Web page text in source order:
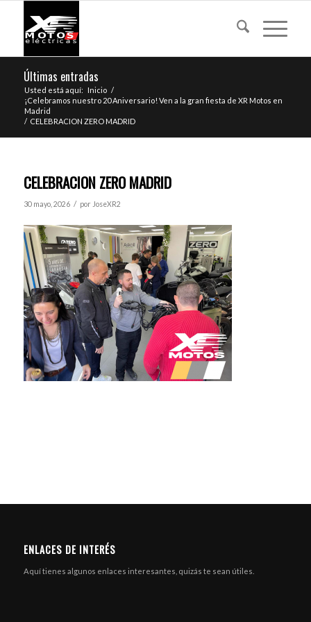
Últimas entradas
Usted está aquí: Inicio /
¡Celebramos nuestro 20 Aniversario! Ven a la gran fiesta de XR Motos en
Madrid
/ CELEBRACION ZERO MADRID
CELEBRACION ZERO MADRID
30 mayo, 2026 / por JoseXR2
ENLACES DE INTERÉS
Aquí tienes algunos enlaces interesantes, quizás te sean útiles.